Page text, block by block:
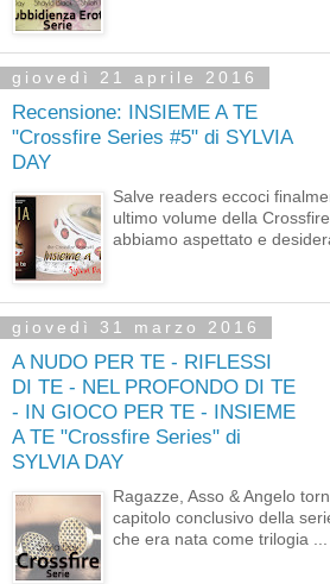
giovedì 21 aprile 2016
Recensione: INSIEME A TE
"Crossfire Series #5" di SYLVIA
DAY
Salve readers eccoci
ultimo volume della
abbiamo aspettato e
giovedì 31 marzo 2016
A NUDO PER TE - RIFLESSI
DI TE - NEL PROFONDO DI TE
- IN GIOCO PER TE - INSIEME
A TE "Crossfire Series" di
SYLVIA DAY
Ragazze, Asso & Angelo
capitolo conclusivo della
che era nata come trilogia ...